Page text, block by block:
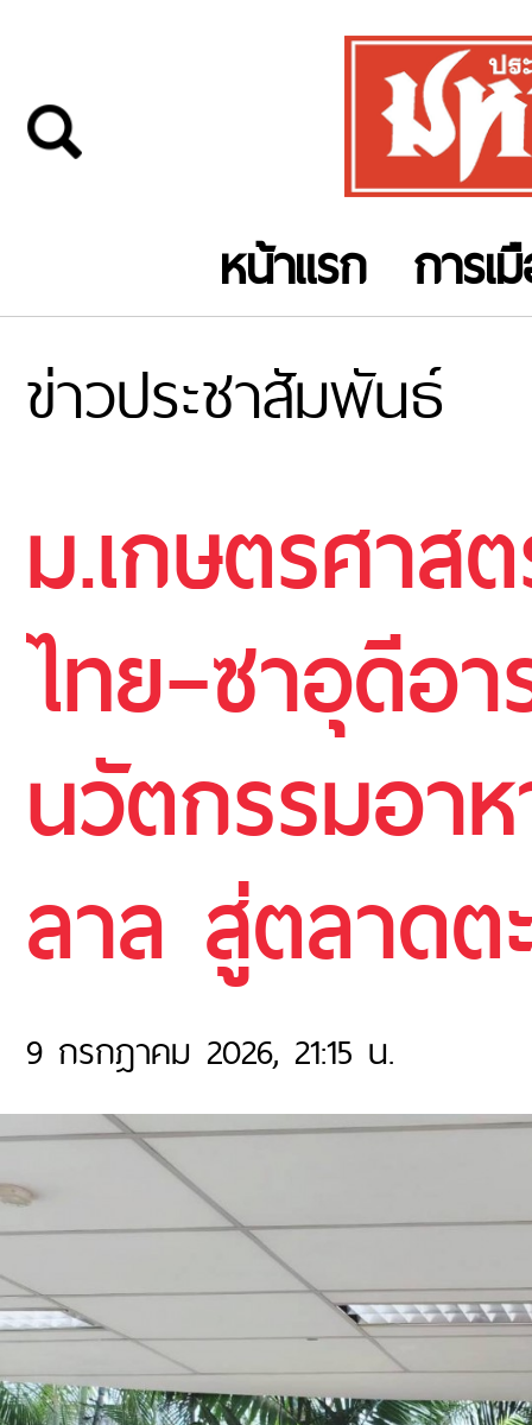
หน้าแรก การเ
ข่าวประชาสัมพันธ์
ม.เกษตรศาส
ไทย–ซาอุดีอ
นวัตกรรมอาห
ลาล สู่ตลาด
9 กรกฎาคม 2026, 21:15 น.